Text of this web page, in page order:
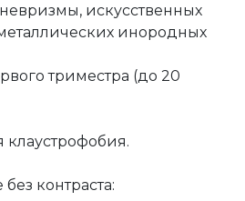
искусственных
инородных
триместра (до 20
контраста: